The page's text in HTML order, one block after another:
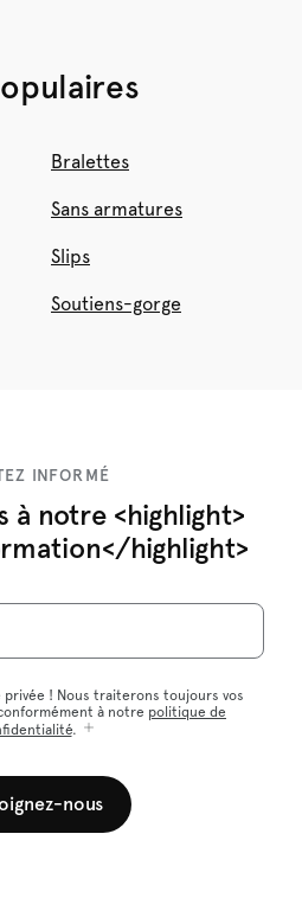
Bralettes
Sans armatures
Slips
Soutiens-gorge
INFORMÉ
à notre <highlight>
highlight>
privée ! Nous traiterons toujours vos
à notre politique de
.
nous